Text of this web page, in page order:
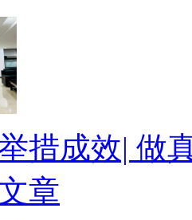
措成效| 做
章